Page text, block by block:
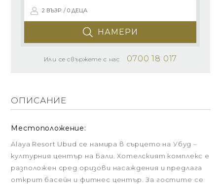
2 ВЪЗР. / 0 ДЕЦА
НАМЕРИ
Или се свържете с нас 0700 18 017
ОПИСАНИЕ
Местоположение:
Alaya Resort Ubud се намира в сърцето на Убуд –
културния център на Бали. Хотелският комплекс е
разположен сред оризови насаждения и предлага
открит басейн и фитнес център. За гостите се